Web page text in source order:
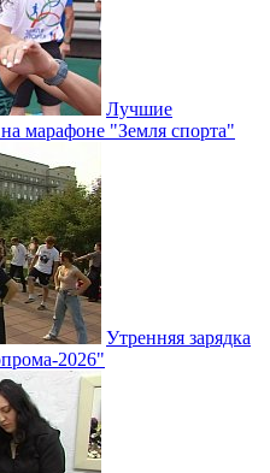
Лучшие
марафоне "Земля спорта"
Утренняя зарядка
2026"